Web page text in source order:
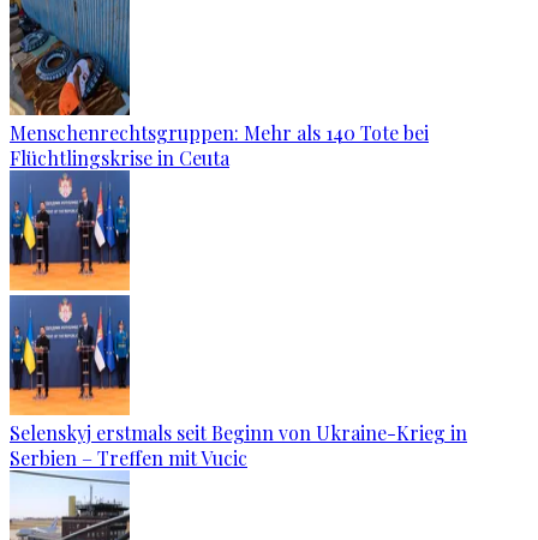
Menschenrechtsgruppen: Mehr als 140 Tote bei
Flüchtlingskrise in Ceuta
Selenskyj erstmals seit Beginn von Ukraine-Krieg in
Serbien – Treffen mit Vucic